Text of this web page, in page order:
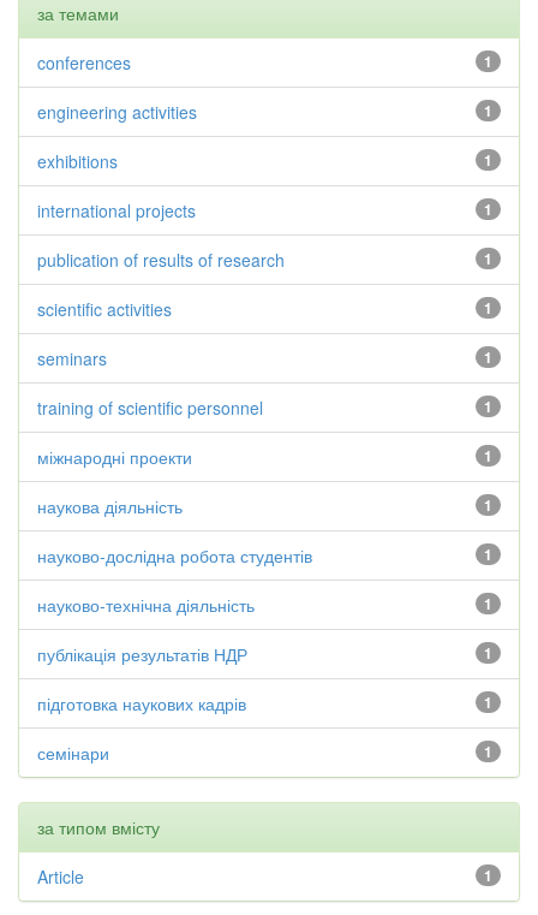
за темами
1
conferences
1
engineering activities
1
exhibitions
1
international projects
1
publication of results of research
1
scientific activities
1
seminars
1
training of scientific personnel
1
міжнародні проекти
1
наукова діяльність
1
науково-дослідна робота студентів
1
науково-технічна діяльність
1
публікація результатів НДР
1
підготовка наукових кадрів
1
семінари
за типом вмісту
1
Article